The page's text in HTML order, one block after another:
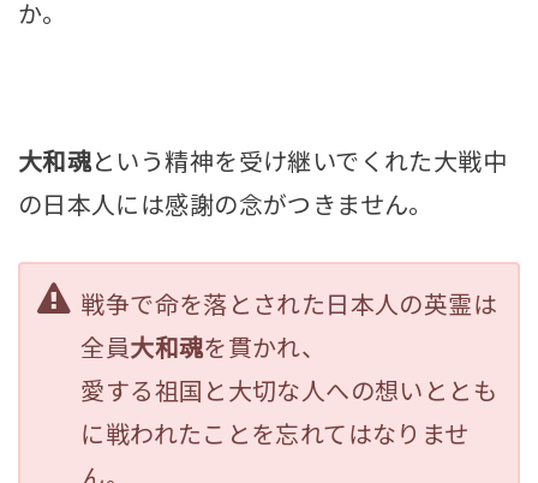
か。
大和魂という精神を受け継いでくれた大戦中
の日本人には感謝の念がつきません。
戦争で命を落とされた日本人の英霊は
全員大和魂を貫かれ、
愛する祖国と大切な人への想いととも
に戦われたことを忘れてはなりませ